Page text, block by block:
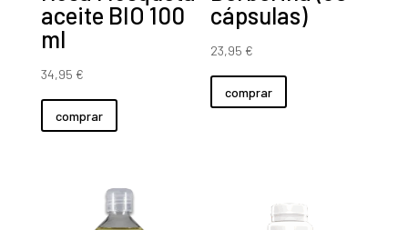
aceite BIO 100
ml
34,95 €
comprar
cápsulas)
23,95 €
comprar